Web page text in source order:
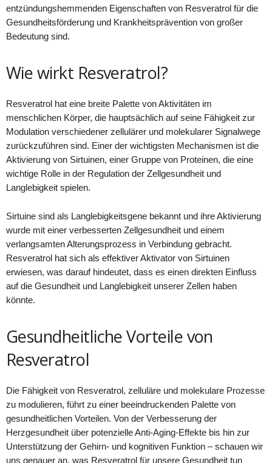
entzündungshemmenden Eigenschaften von Resveratrol für die
Gesundheitsförderung und Krankheitsprävention von großer
Bedeutung sind.
Wie wirkt Resveratrol?
Resveratrol hat eine breite Palette von Aktivitäten im
menschlichen Körper, die hauptsächlich auf seine Fähigkeit zur
Modulation verschiedener zellulärer und molekularer Signalwege
zurückzuführen sind. Einer der wichtigsten Mechanismen ist die
Aktivierung von Sirtuinen, einer Gruppe von Proteinen, die eine
wichtige Rolle in der Regulation der Zellgesundheit und
Langlebigkeit spielen.
Sirtuine sind als Langlebigkeitsgene bekannt und ihre Aktivierung
wurde mit einer verbesserten Zellgesundheit und einem
verlangsamten Alterungsprozess in Verbindung gebracht.
Resveratrol hat sich als effektiver Aktivator von Sirtuinen
erwiesen, was darauf hindeutet, dass es einen direkten Einfluss
auf die Gesundheit und Langlebigkeit unserer Zellen haben
könnte.
Gesundheitliche Vorteile von
Resveratrol
Die Fähigkeit von Resveratrol, zelluläre und molekulare Prozesse
zu modulieren, führt zu einer beeindruckenden Palette von
gesundheitlichen Vorteilen. Von der Verbesserung der
Herzgesundheit über potenzielle Anti-Aging-Effekte bis hin zur
Unterstützung der Gehirn- und kognitiven Funktion – schauen wir
uns genauer an, was Resveratrol für unsere Gesundheit tun